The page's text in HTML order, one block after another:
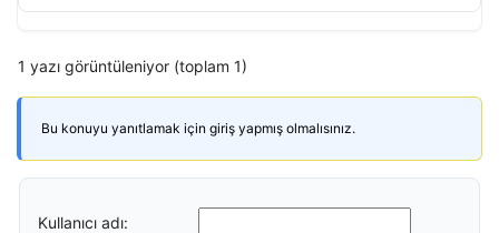
1 yazı görüntüleniyor (toplam 1)
Bu konuyu yanıtlamak için giriş yapmış olmalısınız.
Kullanıcı adı: